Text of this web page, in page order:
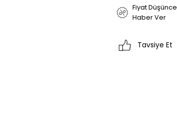
Fiyat Düşünce
Haber Ver
Tavsiye Et